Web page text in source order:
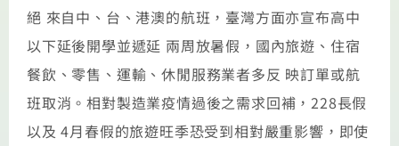
絕 來自中、台、港澳的航班，臺灣方面亦宣布高中
以下延後開學並遞延 兩周放暑假，國內旅遊、住宿
餐飲、零售、運輸、休閒服務業者多反 映訂單或航
班取消。相對製造業疫情過後之需求回補，228長假
以及 4月春假的旅遊旺季恐受到相對嚴重影響，即使